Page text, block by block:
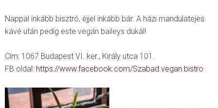
Nappal inkább bisztró, éjjel inkább bár. A házi mandulatejes
kávé után pedig este vegán baileys dukál!
Cím: 1067 Budapest VI. ker., Király utca 101.
FB oldal: https://www.facebook.com/Szabad.vegan.bistro